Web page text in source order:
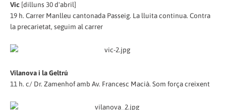
Vic [dilluns 30 d'abril]
19 h. Carrer Manlleu cantonada Passeig. La lluita continua. Contra
la precarietat, seguim al carrer
Vilanova i la Geltrú
11 h. c/ Dr. Zamenhof amb Av. Francesc Macià. Som força creixent